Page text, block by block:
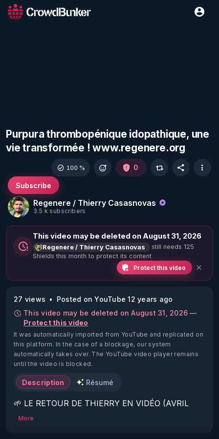
Purpura thrombopénique idopathique, une
vie transformée ! www.regenere.org
Regenere / Thierry Casasnovas
3.5 k subscribers
Subscribe
100 % 0
This video may be deleted on August 31, 2026
Regenere / Thierry Casasnovas
still needs 125
Shields this month to protect its content
Protect this video
27 views
Posted on YouTube 12 years ago
This video may be deleted on August 31, 2026 —
Protect this video
It was automatically imported from YouTube and replicated on
this platform. In the case of a blockage, our system
automatically takes over. The YouTube video player remains
until the video is blocked.
Description Résumé
🌱 LE RETOUR DE THIERRY EN VIDÉO (AVRIL
2022)!
More